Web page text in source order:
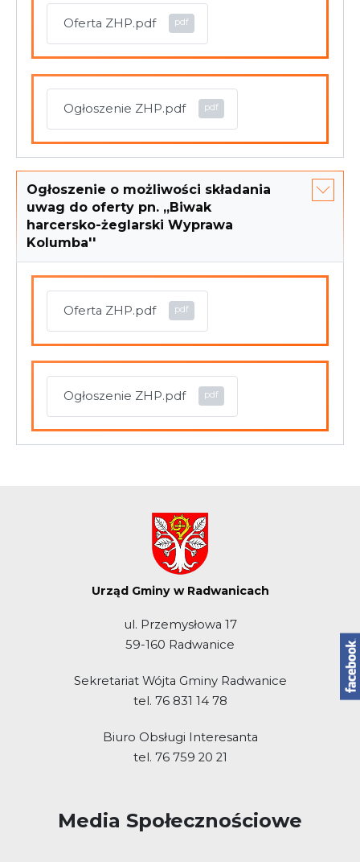
Oferta ZHP.pdf
Ogłoszenie ZHP.pdf
Ogłoszenie o możliwości składania
uwag do oferty pn. ,,Biwak
harcersko-żeglarski Wyprawa
Kolumba''
Oferta ZHP.pdf
Ogłoszenie ZHP.pdf
Urząd Gminy w Radwanicach
ul. Przemysłowa 17
59-160 Radwanice
Sekretariat Wójta Gminy Radwanice
tel. 76 831 14 78
Biuro Obsługi Interesanta
tel. 76 759 20 21
Media Społecznościowe